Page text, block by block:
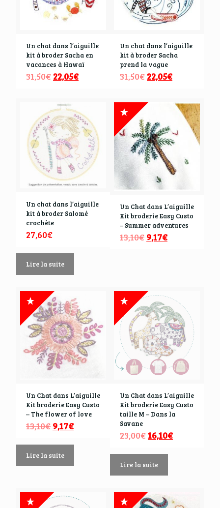
Un chat dans l’aiguille
kit à broder Sacha en
vacances à Hawaï
31,50€ 22,05€
Un chat dans l’aiguille
kit à broder Sacha
prend la vague
31,50€ 22,05€
Un chat dans l’aiguille
kit à broder Salomé
crochète
27,60€
Lire la suite
Un Chat dans L’aiguille
Kit broderie Easy Custo
– Summer adventures
13,10€ 9,17€
Un Chat dans L’aiguille
Kit broderie Easy Custo
– The flower of love
13,10€ 9,17€
Lire la suite
Un Chat dans L’aiguille
Kit broderie Easy Custo
taille M – Dans la
Savane
23,00€16,10€
Lire la suite